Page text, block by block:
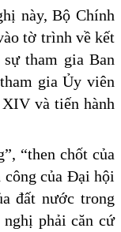
này, Bộ Chính
tờ trình về kết
tham gia Ban
gia Ủy viên
và tiến hành
“then chốt của
công của Đại hội
đất nước trong
phải căn cứ